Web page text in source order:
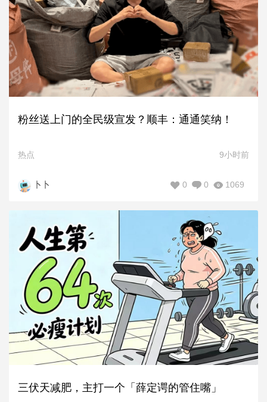
粉丝送上门的全民级宣发？顺丰：通通笑纳！
热点 9小时前
卜卜 1069
0
0
三伏天减肥，主打一个「薛定谔的管住嘴」